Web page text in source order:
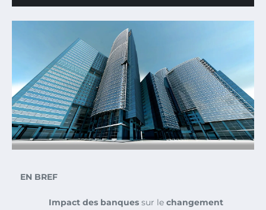
EN BREF
Impact des banques sur le changement